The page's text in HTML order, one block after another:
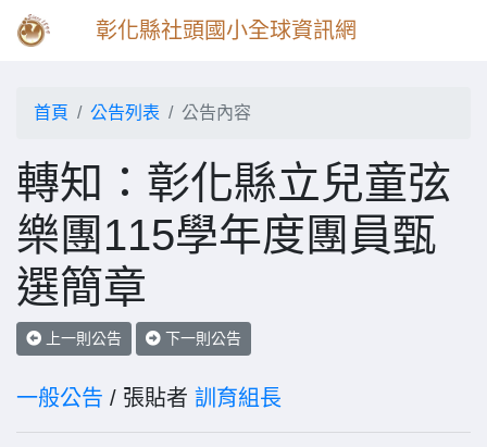
彰化縣社頭國小全球資訊網
首頁 公告列表 公告內容
轉知：彰化縣立兒童弦
樂團115學年度團員甄
選簡章
上一則公告 下一則公告
一般公告 / 張貼者 訓育組長